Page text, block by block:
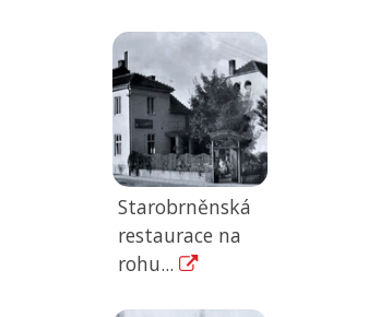
Starobrněnská
restaurace na
rohu...